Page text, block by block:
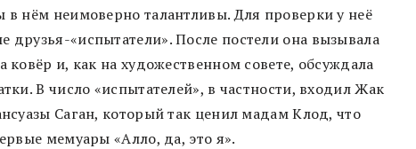
в нём неимоверно талантливы. Для проверки у неё
друзья-«испытатели». После постели она вызывала
ковёр и, как на художественном совете, обсуждала
В число «испытателей», в частности, входил Жак
Саган, который так ценил мадам Клод, что
мемуары «Алло, да, это я».